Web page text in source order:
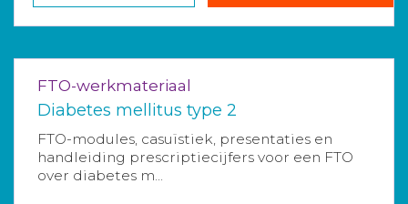
FTO-werkmateriaal
Diabetes mellitus type 2
FTO-modules, casuïstiek, presentaties en
handleiding prescriptiecijfers voor een FTO
over diabetes m...